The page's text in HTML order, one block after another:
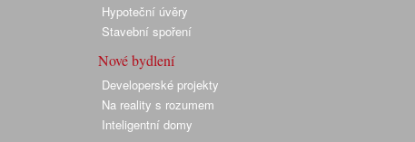
Hypoteční úvěry
Stavební spoření
Nové bydlení
Developerské projekty
Na reality s rozumem
Inteligentní domy